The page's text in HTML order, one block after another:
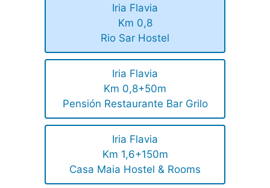
Iria Flavia
Km 0,8
Rio Sar Hostel
Iria Flavia
Km 0,8+50m
Pensión Restaurante Bar Grilo
Iria Flavia
Km 1,6+150m
Casa Maia Hostel & Rooms